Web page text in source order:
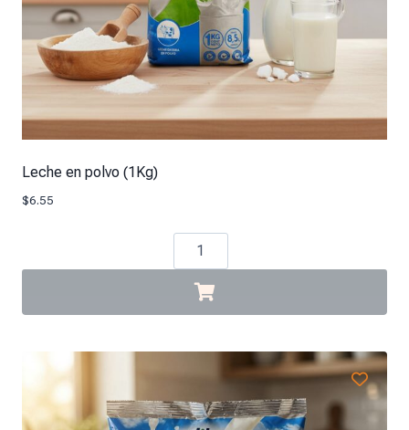
Leche en polvo (1Kg)
$6.55